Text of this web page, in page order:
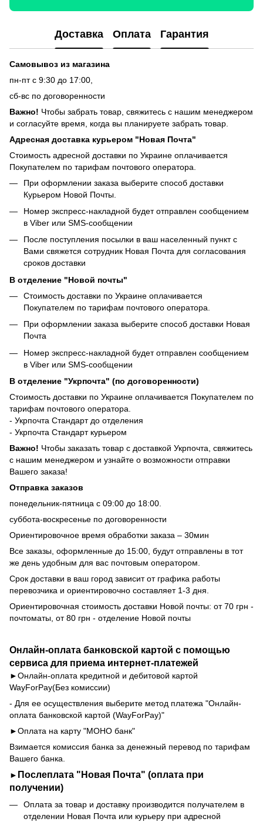
Доставка Оплата Гарантия
Самовывоз из магазина
пн-пт с 9:30 до 17:00,
сб-вс по договоренности
Важно! Чтобы забрать товар, свяжитесь с нашим менеджером
и согласуйте время, когда вы планируете забрать товар.
Адресная доставка курьером "Новая Почта"
Стоимость адресной доставки по Украине оплачивается
Покупателем по тарифам почтового оператора.
При оформлении заказа выберите способ доставки
Курьером Новой Почты.
Номер экспресс-накладной будет отправлен сообщением
в Viber или SMS-сообщении
После поступления посылки в ваш населенный пункт с
Вами свяжется сотрудник Новая Почта для согласования
сроков доставки
В отделение "Новой почты"
Стоимость доставки по Украине оплачивается
Покупателем по тарифам почтового оператора.
При оформлении заказа выберите способ доставки Новая
Почта
Номер экспресс-накладной будет отправлен сообщением
в Viber или SMS-сообщении
В отделение "Укрпочта" (по договоренности)
Стоимость доставки по Украине оплачивается Покупателем по
тарифам почтового оператора.
- Укрпочта Стандарт до отделения
- Укрпочта Стандарт курьером
Важно! Чтобы заказать товар с доставкой Укрпочта, свяжитесь
с нашим менеджером и узнайте о возможности отправки
Вашего заказа!
Отправка заказов
понедельник-пятница с 09:00 до 18:00.
суббота-воскресенье по договоренности
Ориентировочное время обработки заказа – 30мин
Все заказы, оформленные до 15:00, будут отправлены в тот
же день удобным для вас почтовым оператором.
Срок доставки в ваш город зависит от графика работы
перевозчика и ориентировочно составляет 1-3 дня.
Ориентировочная стоимость доставки Новой почты: от 70 грн -
почтоматы, от 80 грн - отделение Новой почты
Онлайн-оплата банковской картой с помощью
сервиса для приема интернет-платежей
►Онлайн-оплата кредитной и дебитовой картой
WayForPay(Без комиссии)
- Для ее осуществления выберите метод платежа "Онлайн-
оплата банковской картой (WayForPay)"
►Оплата на карту "МОНО банк"
Взимается комиссия банка за денежный перевод по тарифам
Вашего банка.
► Послеплата "Новая Почта" (оплата при
получении)
Оплата за товар и доставку производится получателем в
отделении Новая Почта или курьеру при адресной